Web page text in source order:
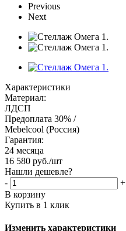
Previous
Next
Характеристики
Материал:
ЛДСП
Предоплата 30% /
Mebelcool (Россия)
Гарантия:
24 месяца
16 580 руб./шт
Нашли дешевле?
-
+
В корзину
Купить в 1 клик
Изменить характеристики